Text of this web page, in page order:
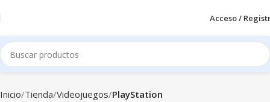
Acceso /
Inicio Tienda Videojuegos PlayStation